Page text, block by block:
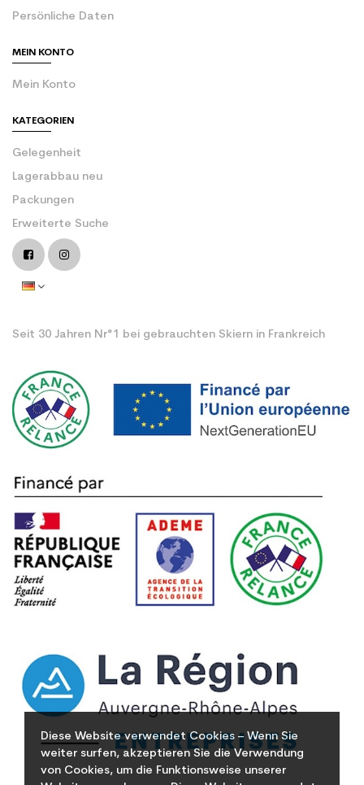
Diese Website verwendet Cookies – Wenn Sie
weiter surfen, akzeptieren Sie die Verwendung
von Cookies, um die Funktionsweise unserer
Persönliche Daten
MEIN KONTO
Mein Konto
KATEGORIEN
Gelegenheit
Lagerabbau neu
Packungen
Erweiterte Suche
Seit 30 Jahren Nr°1 bei gebrauchten Skiern in Frankreich